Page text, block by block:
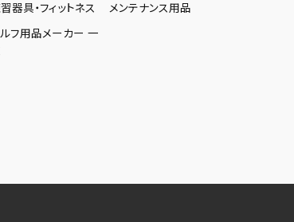
器具・フィットネス
メンテナンス用品
フ用品メーカー 一